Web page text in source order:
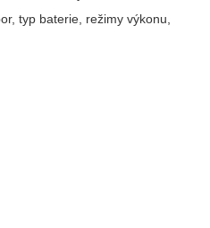
typ baterie, režimy výkonu,